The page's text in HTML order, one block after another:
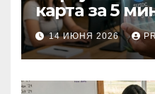
карта за 5
банков с
долларовом
14 ИЮНЯ 2026